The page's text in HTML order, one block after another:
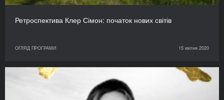
Ретроспектива Клер Сімон: початок нових світів
ОГЛЯД ПРОГРАМИ 15 квітня 2020